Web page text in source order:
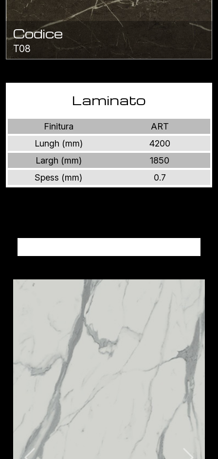
Codice
T08
Laminato
Finitura
ART
Lungh (mm)
4200
Largh (mm)
1850
Spess (mm)
0.7
Altri prodotti PIETRE